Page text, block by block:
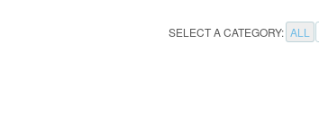
SELECT A CATEGORY: ALL